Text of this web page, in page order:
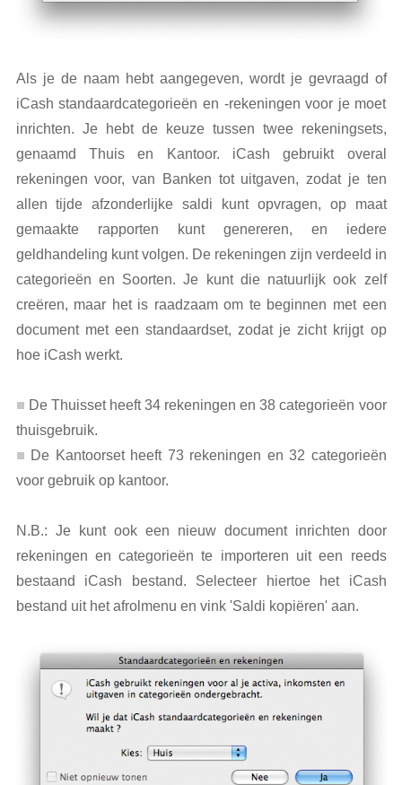
Als je de naam hebt aangegeven, wordt je gevraagd of
iCash standaardcategorieën en -rekeningen voor je moet
inrichten. Je hebt de keuze tussen twee rekeningsets,
genaamd Thuis en Kantoor. iCash gebruikt overal
rekeningen voor, van Banken tot uitgaven, zodat je ten
allen tijde afzonderlijke saldi kunt opvragen, op maat
gemaakte rapporten kunt genereren, en iedere
geldhandeling kunt volgen. De rekeningen zijn verdeeld in
categorieën en Soorten. Je kunt die natuurlijk ook zelf
creëren, maar het is raadzaam om te beginnen met een
document met een standaardset, zodat je zicht krijgt op
hoe iCash werkt.
De Thuisset heeft 34 rekeningen en 38 categorieën voor
thuisgebruik.
De Kantoorset heeft 73 rekeningen en 32 categorieën
voor gebruik op kantoor.
N.B.: Je kunt ook een nieuw document inrichten door
rekeningen en categorieën te importeren uit een reeds
bestaand iCash bestand. Selecteer hiertoe het iCash
bestand uit het afrolmenu en vink 'Saldi kopiëren' aan.